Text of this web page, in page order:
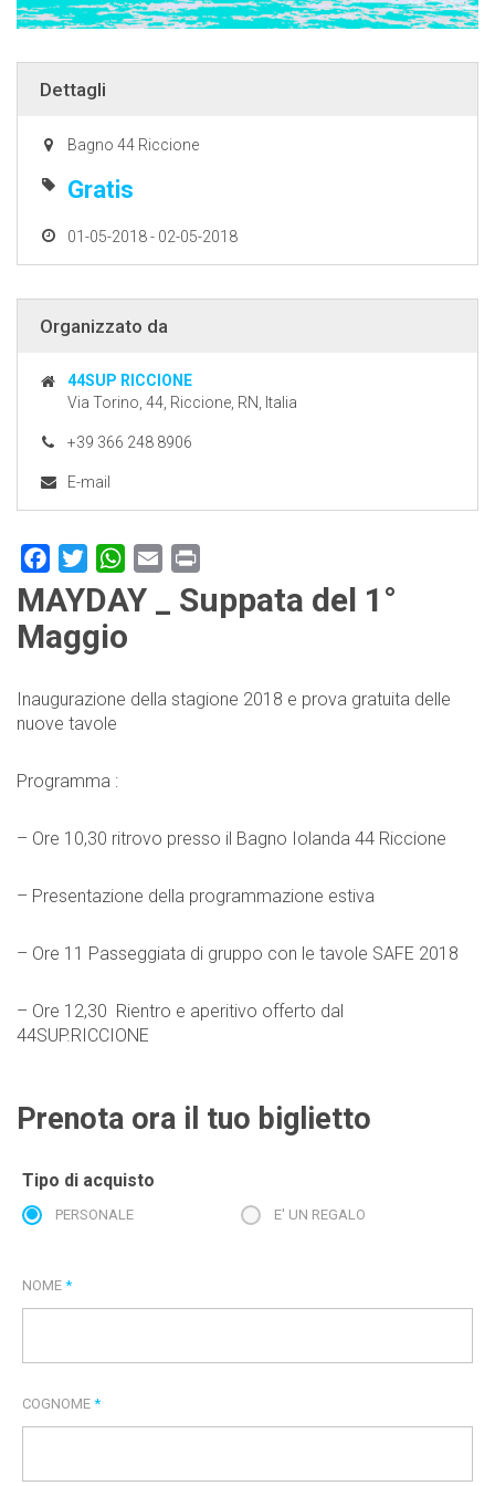
Dettagli
Bagno 44 Riccione
Gratis
01-05-2018 - 02-05-2018
Organizzato da
44SUP RICCIONE
Via Torino, 44, Riccione, RN, Italia
+39 366 248 8906
E-mail
FacebookTwitterWhatsApp
Email
MAYDAY _ Suppata del 1°
Maggio
Inaugurazione della stagione 2018 e prova gratuita delle
nuove tavole
Programma :
– Ore 10,30 ritrovo presso il Bagno Iolanda 44 Riccione
– Presentazione della programmazione estiva
– Ore 11 Passeggiata di gruppo con le tavole SAFE 2018
– Ore 12,30 Rientro e aperitivo offerto dal
44SUP.RICCIONE
Prenota ora il tuo biglietto
Tipo di acquisto
PERSONALE E' UN REGALO
NOME *
COGNOME *